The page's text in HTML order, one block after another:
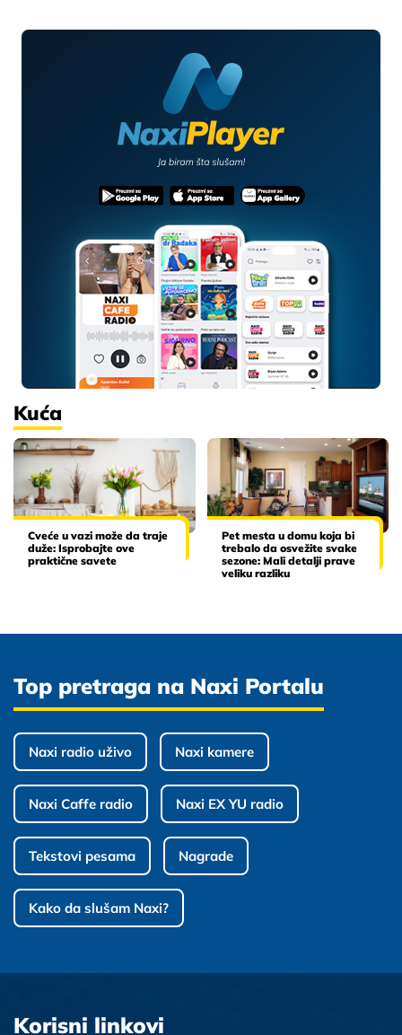
Kuća
Cveće u vazi može da traje
duže: Isprobajte ove
praktične savete
Pet mesta u domu koja bi
trebalo da osvežite svake
sezone: Mali detalji prave
veliku razliku
Top pretraga na Naxi Portalu
Naxi radio uživo Naxi kamere
Naxi Caffe radio Naxi EX YU radio
Tekstovi pesama Nagrade
Kako da slušam Naxi?
Korisni linkovi